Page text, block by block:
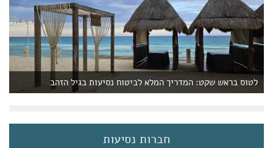
לטוס בראש שקט: המדריך המלא לביטוח נסיעות בגיל הזהב
חברות נסיעות